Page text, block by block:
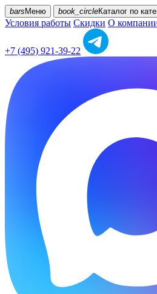
bars Меню book_circleКаталог по
Условия работы Скидки О
+7 (495) 921-39-22